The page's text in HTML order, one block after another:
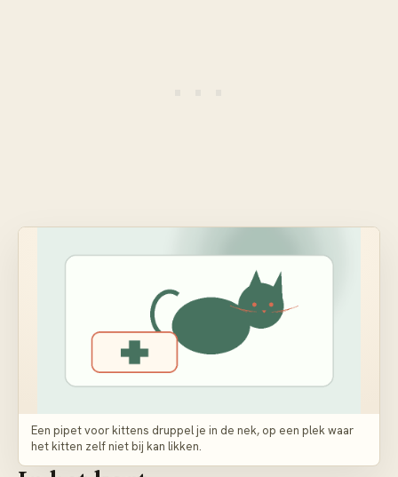
Een pipet voor kittens druppel je in de nek, op een plek waar
het kitten zelf niet bij kan likken.